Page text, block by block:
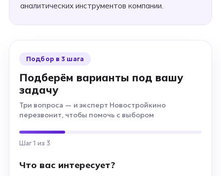
аналитических инструментов компании.
Подбор в 3 шага
Подберём варианты под вашу
задачу
Три вопроса — и эксперт Новостройкино
перезвонит, чтобы помочь с выбором
Шаг 1 из 3
Что вас интересует?